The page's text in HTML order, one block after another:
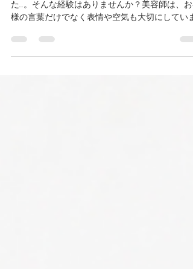
しません。」
た…。そんな経験はありませんか？美容師は、お
様の言葉だけでなく表情や空気も大切にしていま